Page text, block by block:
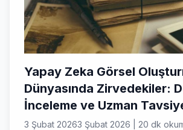
Yapay Zeka Görsel
Dünyasında Zirvedekiler:
İnceleme ve Uzman
3 Şubat 20263 Şubat 2026 20 dk